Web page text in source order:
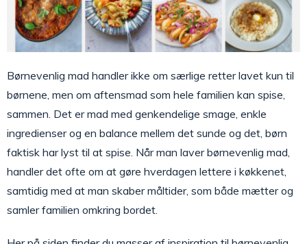
Børnevenlig mad handler ikke om særlige retter lavet kun til
børnene, men om aftensmad som hele familien kan spise,
sammen. Det er mad med genkendelige smage, enkle
ingredienser og en balance mellem det sunde og det, børn
faktisk har lyst til at spise. Når man laver børnevenlig mad,
handler det ofte om at gøre hverdagen lettere i køkkenet,
samtidig med at man skaber måltider, som både mætter og
samler familien omkring bordet.